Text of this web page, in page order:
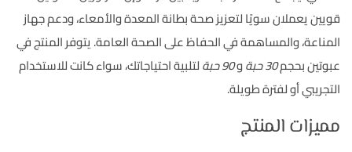
قويين يعملان سويًا لتعزيز صحة بطانة المعدة والأمعاء، ودعم جهاز
المناعة، والمساهمة في الحفاظ على الصحة العامة. يتوفر المنتج في
عبوتين بحجم30 حبة و90 حبة
لتلبية احتياجاتك، سواء كانت للاستخدام
التجريبي أو لفترة طويلة.
مميزات المنتج